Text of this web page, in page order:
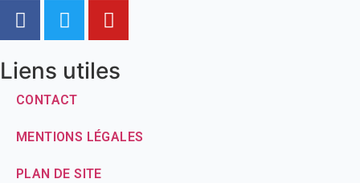
Liens utiles
CONTACT
MENTIONS LÉGALES
PLAN DE SITE